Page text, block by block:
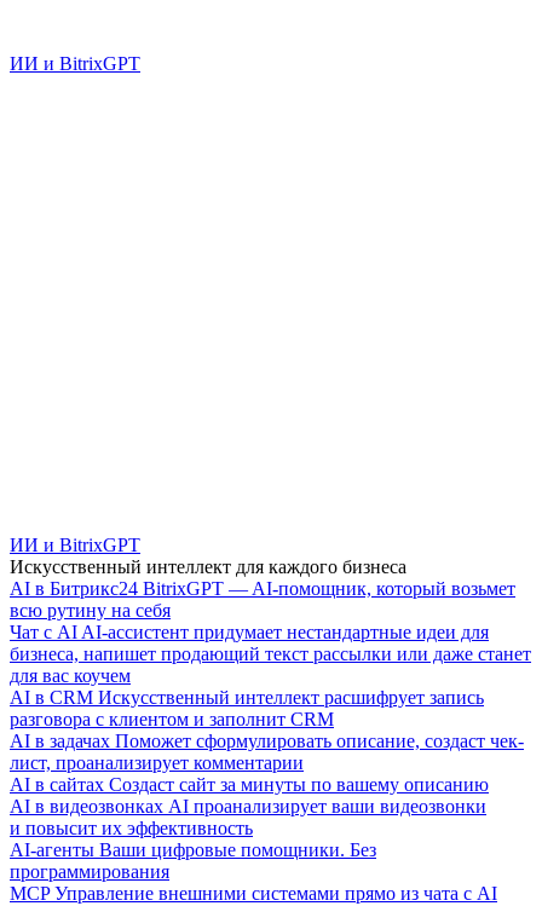
ИИ и BitrixGPT
ИИ и BitrixGPT
Искусственный интеллект для каждого бизнеса
AI в Битрикс24 BitrixGPT — AI-помощник, который возьмет
всю рутину на себя
Чат с AI AI-ассистент придумает нестандартные идеи для
бизнеса, напишет продающий текст рассылки или даже станет
для вас коучем
AI в CRM Искусственный интеллект расшифрует запись
разговора с клиентом и заполнит CRM
AI в задачах Поможет сформулировать описание, создаст чек-
лист, проанализирует комментарии
AI в сайтах Создаст сайт за минуты по вашему описанию
AI в видеозвонках AI проанализирует ваши видеозвонки
и повысит их эффективность
AI-агенты Ваши цифровые помощники. Без
программирования
MCP Управление внешними системами прямо из чата с AI